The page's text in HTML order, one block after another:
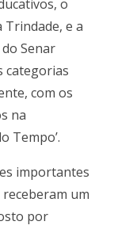
o
Trindade, e a
Senar
categorias
com os
na
Tempo’.
importantes
um
por